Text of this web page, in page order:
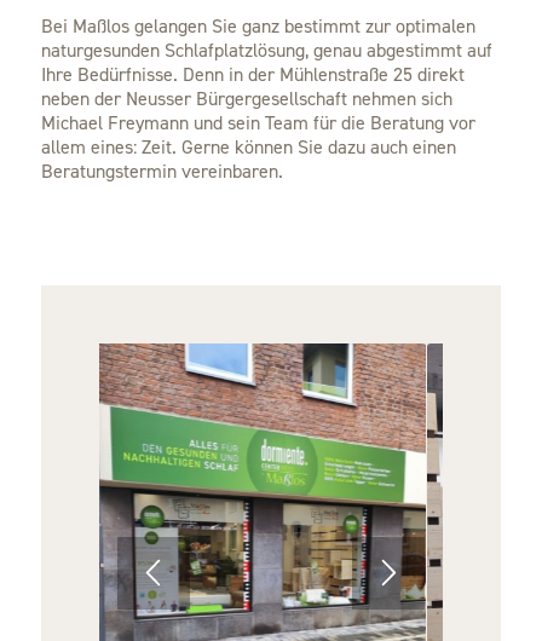
Bei Maßlos gelangen Sie ganz bestimmt zur optimalen
naturgesunden Schlafplatzlösung, genau abgestimmt auf
Ihre Bedürfnisse. Denn in der Mühlenstraße 25 direkt
neben der Neusser Bürgergesellschaft nehmen sich
Michael Freymann und sein Team für die Beratung vor
allem eines: Zeit. Gerne können Sie dazu auch einen
Beratungstermin vereinbaren.